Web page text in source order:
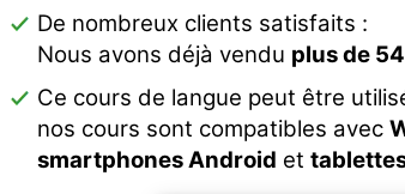
De nombreux clients satisfaits :
Nous avons déjà vendu plus de
Ce cours de langue peut être
nos cours sont compatibles avec
smartphones Android et